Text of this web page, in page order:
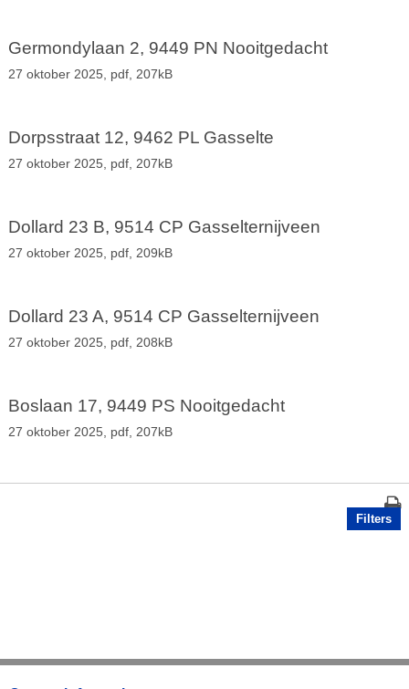
Germondylaan 2, 9449 PN Nooitgedacht
27 oktober 2025, pdf, 207kB
Dorpsstraat 12, 9462 PL Gasselte
27 oktober 2025, pdf, 207kB
Dollard 23 B, 9514 CP Gasselternijveen
27 oktober 2025, pdf, 209kB
Dollard 23 A, 9514 CP Gasselternijveen
27 oktober 2025, pdf, 208kB
Boslaan 17, 9449 PS Nooitgedacht
27 oktober 2025, pdf, 207kB
Filters